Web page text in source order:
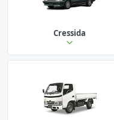
Cressida